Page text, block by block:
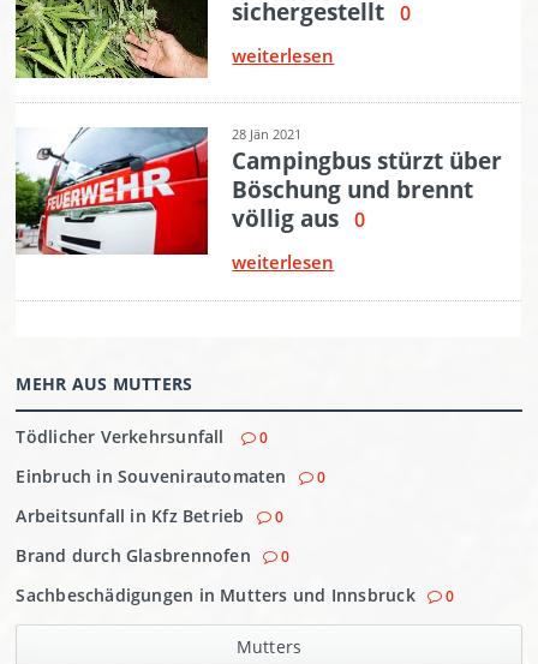
MEHR AUS MUTTERS
Tödlicher Verkehrsunfall 0
Einbruch in Souvenirautomaten 0
Arbeitsunfall in Kfz Betrieb 0
Brand durch Glasbrennofen 0
Sachbeschädigungen in Mutters und Innsbruck 0
Mutters